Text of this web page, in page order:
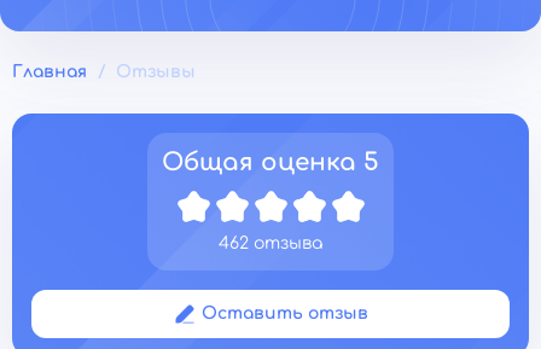
Главная Отзывы
Общая оценка 5
462 отзыва
Оставить отзыв